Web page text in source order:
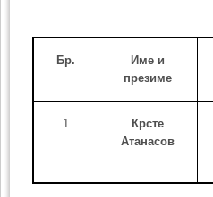
Бр.
Име и
презиме
1
Крсте
Атанасов